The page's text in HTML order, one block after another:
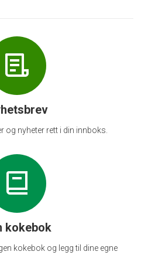
og nyheter rett i din innboks.
kokebok
kokebok og legg til dine egne